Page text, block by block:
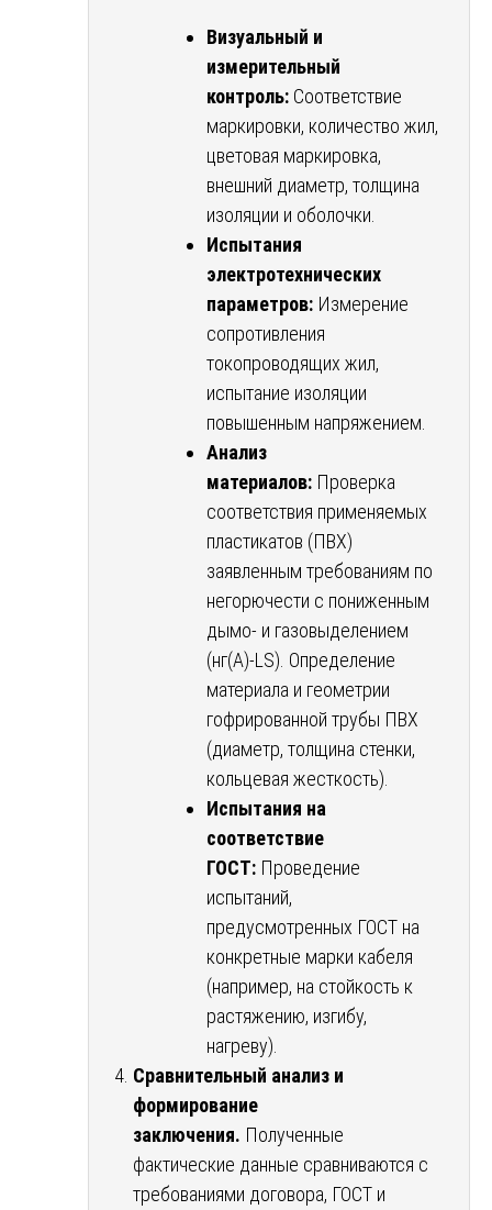
Визуальный и
измерительный
контроль: Соответствие
маркировки, количество жил,
цветовая маркировка,
внешний диаметр, толщина
изоляции и оболочки.
Испытания
электротехнических
параметров: Измерение
сопротивления
токопроводящих жил,
испытание изоляции
повышенным напряжением.
Анализ
материалов: Проверка
соответствия применяемых
пластикатов (ПВХ)
заявленным требованиям по
негорючести с пониженным
дымо- и газовыделением
(нг(А)-LS). Определение
материала и геометрии
гофрированной трубы ПВХ
(диаметр, толщина стенки,
кольцевая жесткость).
Испытания на
соответствие
ГОСТ: Проведение
испытаний,
предусмотренных ГОСТ на
конкретные марки кабеля
(например, на стойкость к
растяжению, изгибу,
нагреву).
Сравнительный анализ и
формирование
заключения. Полученные
фактические данные сравниваются с
требованиями договора, ГОСТ и